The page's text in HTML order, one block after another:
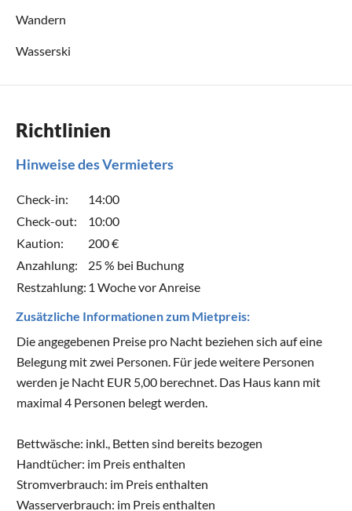
Wandern
Wasserski
Richtlinien
Hinweise des Vermieters
Check-in:
14:00
Check-out:
10:00
Kaution:
200 €
Anzahlung:
25 % bei Buchung
Restzahlung: 1 Woche vor Anreise
Zusätzliche Informationen zum Mietpreis:
Die angegebenen Preise pro Nacht beziehen sich auf eine
Belegung mit zwei Personen. Für jede weitere Personen
werden je Nacht EUR 5,00 berechnet. Das Haus kann mit
maximal 4 Personen belegt werden.
Bettwäsche: inkl., Betten sind bereits bezogen
Handtücher: im Preis enthalten
Stromverbrauch: im Preis enthalten
Wasserverbrauch: im Preis enthalten